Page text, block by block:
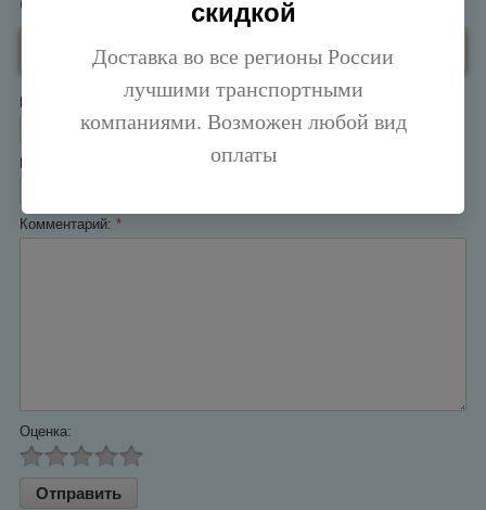
скидкой
Доставка во все регионы России
лучшими транспортными
компаниями. Возможен любой вид
оплаты
Заполните обязательные поля
Имя:
E-mail:
Комментарий: *
Оценка: